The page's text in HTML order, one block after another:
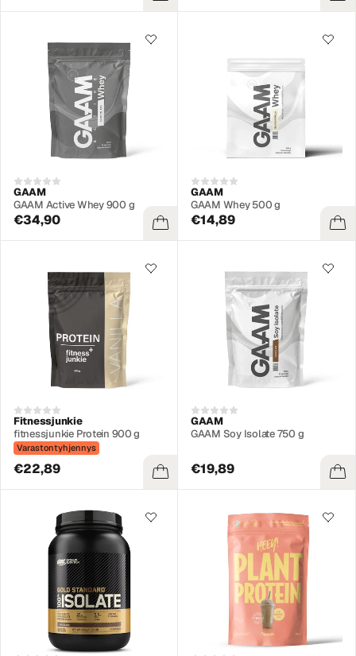
GAAM
GAAM Active Whey 900 g
€34,90
GAAM
GAAM Whey 500 g
€14,89
Fitnessjunkie
fitnessjunkie Protein 900 g
Varastontyhjennys
€22,89
GAAM
GAAM Soy Isolate 750 g
€19,89